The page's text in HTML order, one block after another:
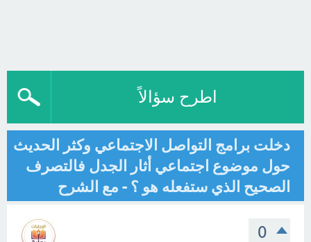
اطرح سؤالاً
دخلت برامج التواصل الاجتماعي وكثر الحديث
حول موضوع اجتماعي أثار الجدل فالتصرف
الصحيح الذي ستفعله هو ؟ - مع الشرح
0